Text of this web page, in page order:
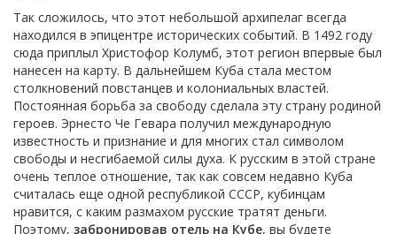
Так сложилось, что этот небольшой архипелаг всегда
находился в эпицентре исторических событий. В 1492 году
сюда приплыл Христофор Колумб, этот регион впервые был
нанесен на карту. В дальнейшем Куба стала местом
столкновений повстанцев и колониальных властей.
Постоянная борьба за свободу сделала эту страну родиной
героев. Эрнесто Че Гевара получил международную
известность и признание и для многих стал символом
свободы и несгибаемой силы духа. К русским в этой стране
очень теплое отношение, так как совсем недавно Куба
считалась еще одной республикой СССР, кубинцам
нравится, с каким размахом русские тратят деньги.
Поэтому, забронировав отель на Кубе, вы будете